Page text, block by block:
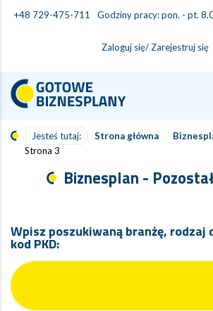
+48 729-475-711 Godziny pracy: pon. - pt.
Zaloguj się/ Zarejestruj się
Jesteś tutaj: Strona główna
Strona 3
Biznesplan -
Wpisz poszukiwaną branżę, rodzaj
kod PKD: